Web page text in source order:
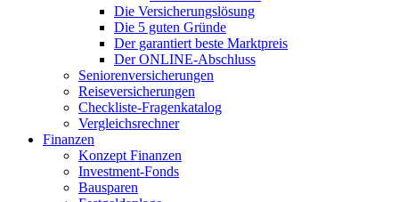
Die Versicherungslösung
Die 5 guten Gründe
Der garantiert beste Marktpreis
Der ONLINE-Abschluss
Seniorenversicherungen
Reiseversicherungen
Checkliste-Fragenkatalog
Vergleichsrechner
Finanzen
Konzept Finanzen
Investment-Fonds
Bausparen